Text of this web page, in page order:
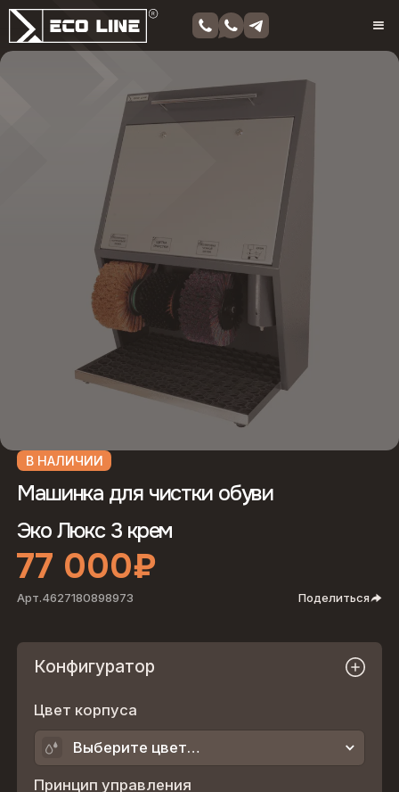
В НАЛИЧИИ
Машинка для чистки обуви
Эко Люкс 3 крем
77 000₽
Арт.4627180898973 Поделиться
Конфигуратор
Цвет корпуса
Выберите цвет…
Принцип управления